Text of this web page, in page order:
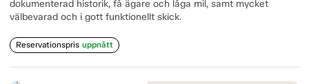
dokumenterad historik, få ägare och låga mil, samt mycket
välbevarad och i gott funktionellt skick.
Reservationspris uppnått